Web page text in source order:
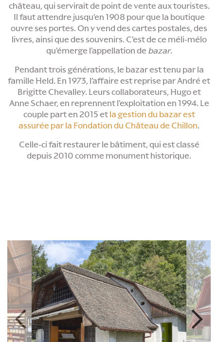
château, qui servirait de point de vente aux touristes.
Il faut attendre jusqu’en 1908 pour que la boutique
ouvre ses portes. On y vend des cartes postales, des
livres, ainsi que des souvenirs. C’est de ce méli-mélo
qu’émerge l’appellation de bazar.
Pendant trois générations, le bazar est tenu par la
famille Held. En 1973, l’affaire est reprise par André et
Brigitte Chevalley. Leurs collaborateurs, Hugo et
Anne Schaer, en reprennent l’exploitation en 1994. Le
couple part en 2015 et la gestion du bazar est
assurée par la Fondation du Château de Chillon.
Celle-ci fait restaurer le bâtiment, qui est classé
depuis 2010 comme monument historique.